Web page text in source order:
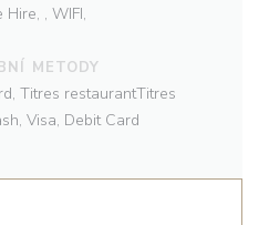
Hire, , WIFI,
METODY
Titres restaurantTitres
Visa, Debit Card